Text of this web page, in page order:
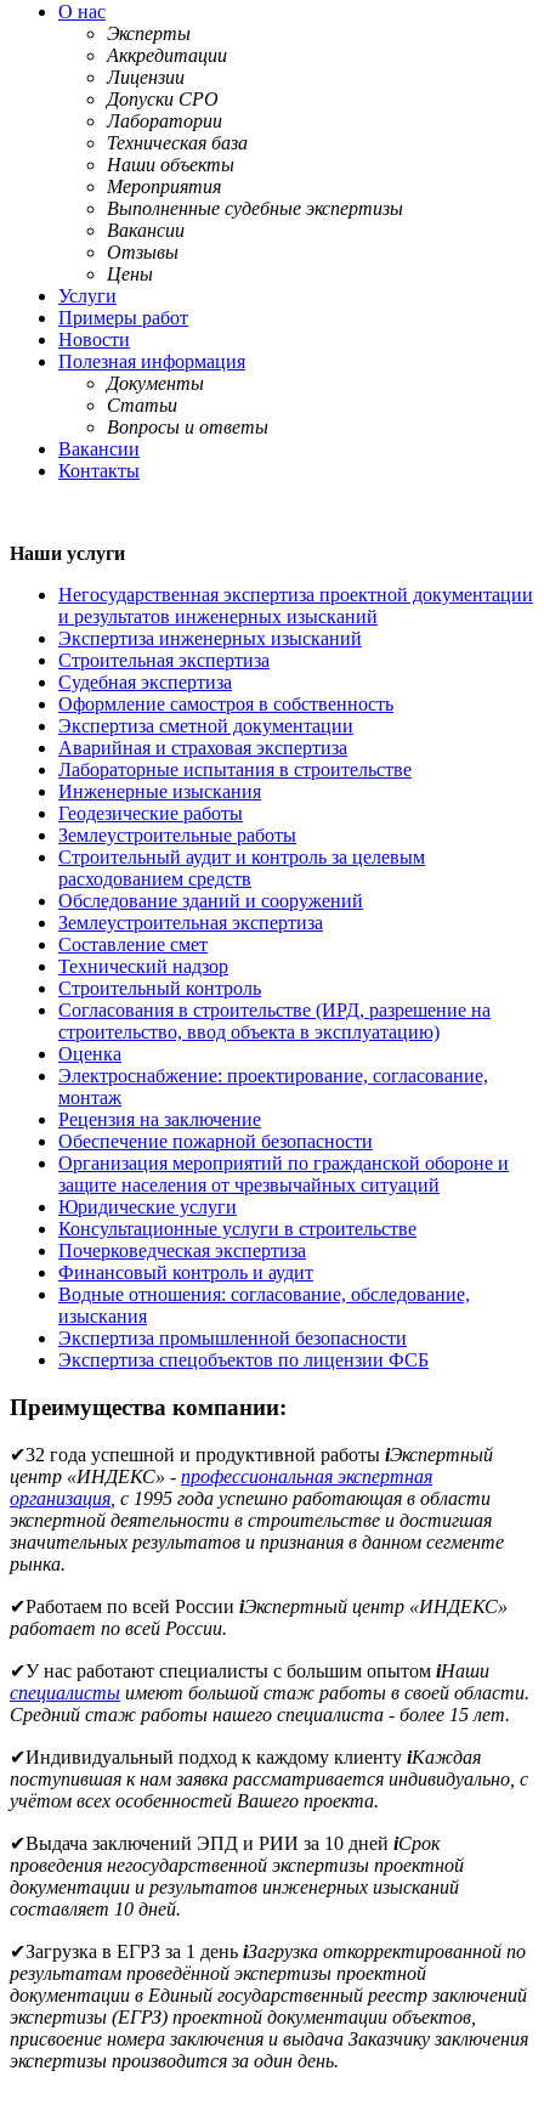
О нас
Эксперты
Аккредитации
Лицензии
Допуски СРО
Лаборатории
Техническая база
Наши объекты
Мероприятия
Выполненные судебные экспертизы
Вакансии
Отзывы
Цены
Услуги
Примеры работ
Новости
Полезная информация
Документы
Статьи
Вопросы и ответы
Вакансии
Контакты
Наши услуги
Негосударственная экспертиза проектной документации
и результатов инженерных изысканий
Экспертиза инженерных изысканий
Строительная экспертиза
Судебная экспертиза
Оформление самостроя в собственность
Экспертиза сметной документации
Аварийная и страховая экспертиза
Лабораторные испытания в строительстве
Инженерные изыскания
Геодезические работы
Землеустроительные работы
Строительный аудит и контроль за целевым
расходованием средств
Обследование зданий и сооружений
Землеустроительная экспертиза
Составление смет
Технический надзор
Строительный контроль
Согласования в строительстве (ИРД, разрешение на
строительство, ввод объекта в эксплуатацию)
Оценка
Электроснабжение: проектирование, согласование,
монтаж
Рецензия на заключение
Обеспечение пожарной безопасности
Организация мероприятий по гражданской обороне и
защите населения от чрезвычайных ситуаций
Юридические услуги
Консультационные услуги в строительстве
Почерковедческая экспертиза
Финансовый контроль и аудит
Водные отношения: согласование, обследование,
изыскания
Экспертиза промышленной безопасности
Экспертиза спецобъектов по лицензии ФСБ
Преимущества компании:
✔32 года успешной и продуктивной работы iЭкспертный
центр «ИНДЕКС» - профессиональная экспертная
организация, с 1995 года успешно работающая в области
экспертной деятельности в строительстве и достигшая
значительных результатов и признания в данном сегменте
рынка.
✔Работаем по всей России iЭкспертный центр «ИНДЕКС»
работает по всей России.
✔У нас работают специалисты с большим опытом iНаши
специалисты имеют большой стаж работы в своей области.
Средний стаж работы нашего специалиста - более 15 лет.
✔Индивидуальный подход к каждому клиенту iКаждая
поступившая к нам заявка рассматривается индивидуально, с
учётом всех особенностей Вашего проекта.
✔Выдача заключений ЭПД и РИИ за 10 дней iСрок
проведения негосударственной экспертизы проектной
документации и результатов инженерных изысканий
составляет 10 дней.
✔Загрузка в ЕГРЗ за 1 день iЗагрузка откорректированной по
результатам проведённой экспертизы проектной
документации в Единый государственный реестр заключений
экспертизы (ЕГРЗ) проектной документации объектов,
присвоение номера заключения и выдача Заказчику заключения
экспертизы производится за один день.